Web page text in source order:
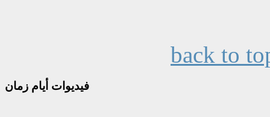
back to
فيديوات أيام زمان